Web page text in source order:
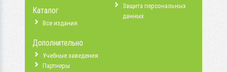
Каталог
Все издания
Дополнительно
Учебные заведения
Партнеры
Защита персональных
данных